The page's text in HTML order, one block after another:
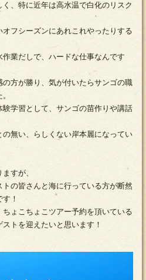
、特に近年は高水温で白化のリスク
フシーズンにあれこれやったりする
業だしで、ハードな仕事なんです
方が勝り、気が付いたらサンゴの職
学習として、サンゴの苗作りや講話
無い、らしくない岸本麗になってい
すが、
の皆さんと海に行っている方が断然
！
ょこちょこツアー予約を頂いている
トを迎えたいと思います！